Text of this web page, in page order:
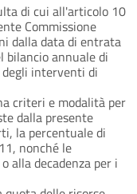
di cui all'articolo 10
Commissione
dalla data di entrata
bilancio annuale di
interventi di
criteri e modalità per
dalla presente
la percentuale di
nonché le
alla decadenza per i